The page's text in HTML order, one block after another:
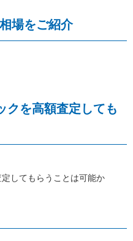
場をご紹介
クを高額査定しても
してもらうことは可能か